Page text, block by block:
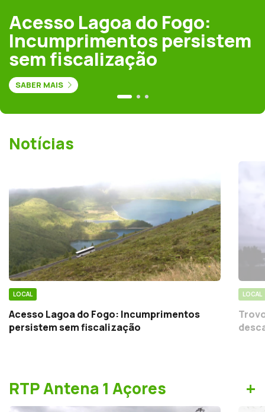
Acesso Lagoa do Fogo:
Incumprimentos persistem
sem fiscalização
SABER MAIS
Notícias
LOCAL
Acesso Lagoa do Fogo: Incumprimentos
persistem sem fiscalização
LOCAL
RTP Antena 1 Açores +